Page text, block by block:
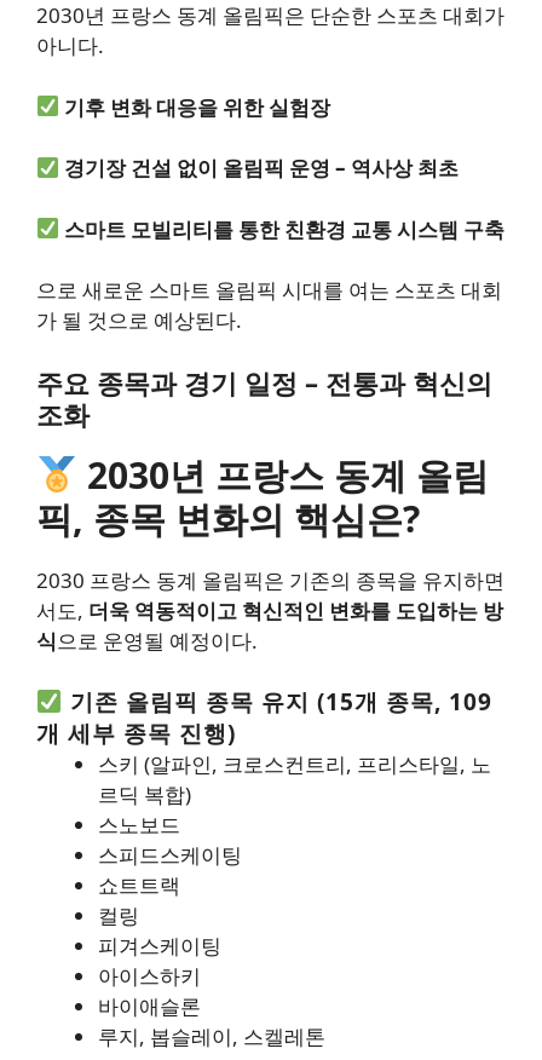
2030년 프랑스 동계 올림픽은 단순한 스포츠 대회가
아니다.
기후 변화 대응을 위한 실험장
경기장 건설 없이 올림픽 운영 – 역사상 최초
스마트 모빌리티를 통한 친환경 교통 시스템 구축
으로 새로운 스마트 올림픽 시대를 여는 스포츠 대회
가 될 것으로 예상된다.
주요 종목과 경기 일정 – 전통과 혁신의
조화
2030년 프랑스 동계 올림
픽, 종목 변화의 핵심은?
2030 프랑스 동계 올림픽은 기존의 종목을 유지하면
서도, 더욱 역동적이고 혁신적인 변화를 도입하는 방
식으로 운영될 예정이다.
기존 올림픽 종목 유지 (15개 종목, 109
개 세부 종목 진행)
스키 (알파인, 크로스컨트리, 프리스타일, 노
르딕 복합)
스노보드
스피드스케이팅
쇼트트랙
컬링
피겨스케이팅
아이스하키
바이애슬론
루지, 봅슬레이, 스켈레톤